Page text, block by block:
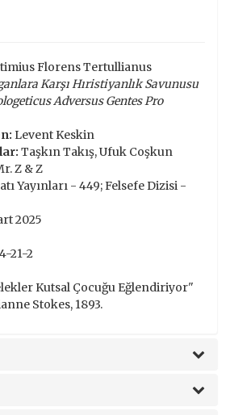
Florens Tertullianus
Karşı Hıristiyanlık Savunusu
Adversus Gentes Pro
Levent Keskin
Taşkın Takış, Ufuk Coşkun
Z & Z
Yayınları - 449; Felsefe Dizisi -
2025
21-2
Kutsal Çocuğu Eğlendiriyor"
Stokes, 1893.